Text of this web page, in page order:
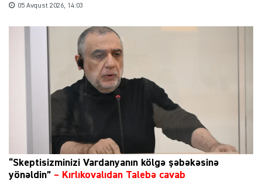
05 Avqust 2026, 14:03
“Skeptisizminizi Vardanyanın kölgə şəbəkəsinə
yönəldin” – Kırlıkovalıdan Talebə cavab